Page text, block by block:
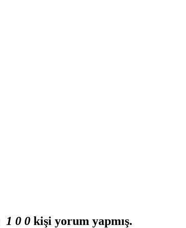
1 0 0 kişi yorum yapmış.